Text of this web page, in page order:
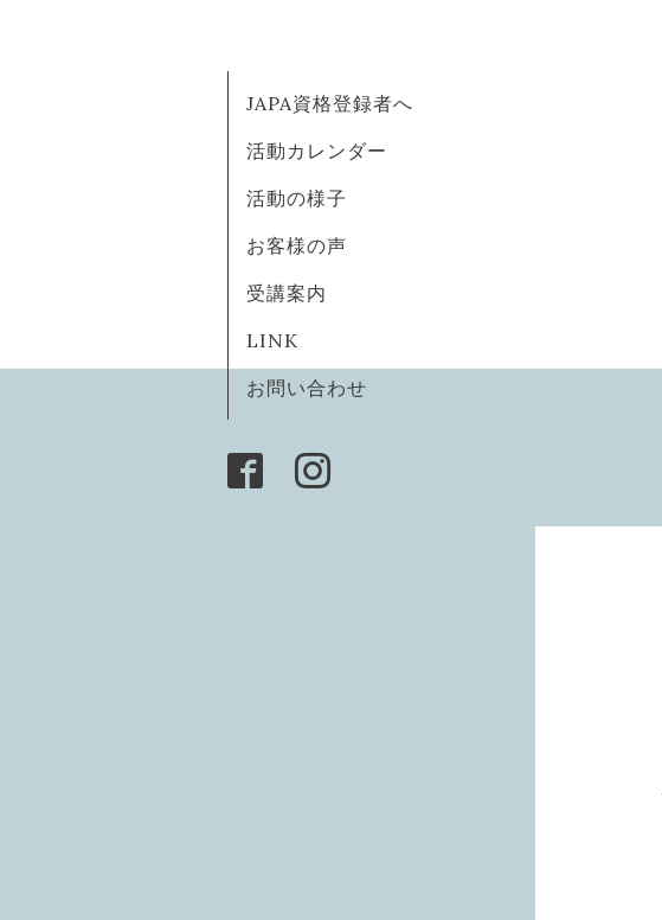
JAPA資格登録者へ
活動カレンダー
活動の様子
お客様の声
受講案内
LINK
お問い合わせ